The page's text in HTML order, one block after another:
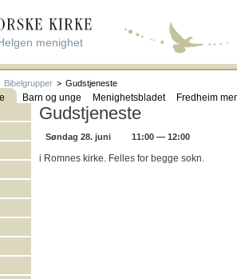
menighet
Bibelgrupper > Gudstjeneste
Barn og unge Menighetsbladet Fredheim
Gudstjeneste
Søndag 28. juni 11:00 — 12:00
i Romnes kirke. Felles for begge sokn.